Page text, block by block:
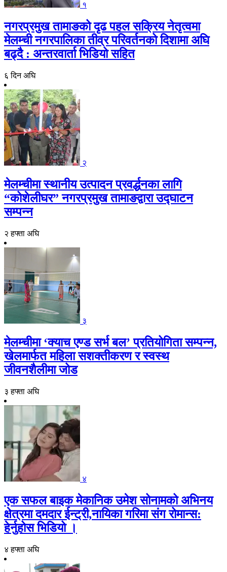
१
नगरप्रमुख तामाङको दृढ पहल सक्रिय नेतृत्वमा
मेलम्ची नगरपालिका तीव्र परिवर्तनको दिशामा अघि
बढ्दै : अन्तरवार्ता भिडियो सहित
६ दिन अघि
२
मेलम्चीमा स्थानीय उत्पादन प्रवर्द्धनका लागि
“कोशेलीघर” नगरप्रमुख तामाङद्वारा उद्घाटन
सम्पन्न
२ हफ्ता अघि
३
मेलम्चीमा ‘क्याच एण्ड सर्भ बल’ प्रतियोगिता सम्पन्न,
खेलमार्फत महिला सशक्तीकरण र स्वस्थ
जीवनशैलीमा जोड
३ हफ्ता अघि
४
एक सफल बाइक मेकानिक उमेश सोनामको अभिनय
क्षेत्रमा दमदार ईन्ट्री,नायिका गरिमा संग रोमान्स:
हेर्नुहोस भिडियो ।
४ हफ्ता अघि